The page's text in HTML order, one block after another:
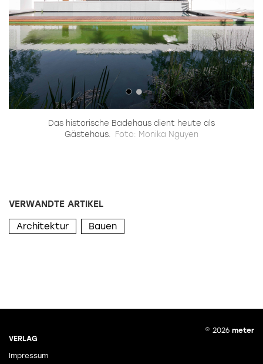
Das historische Badehaus dient heute als
Gästehaus.
Foto: Monika Nguyen
VERWANDTE ARTIKEL
Architektur Bauen
VERLAG
Impressum
© 2026 meter